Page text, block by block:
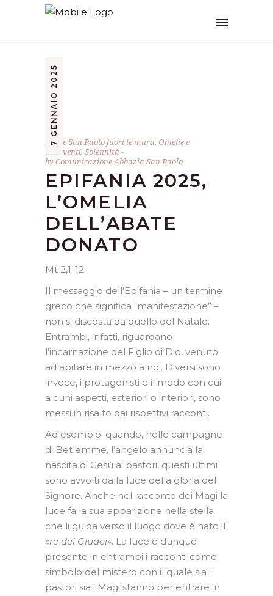
7 GENNAIO 2025
Abate San Paolo fuori le mura, Omelie e
interventi, Solennità
byComunicazione Abbazia San Paolo
EPIFANIA 2025,
L’OMELIA
DELL’ABATE
DONATO
Mt 2,1-12
Il messaggio dell’Epifania – un termine
greco che significa “manifestazione” –
non si discosta da quello del Natale.
Entrambi, infatti, riguardano
l’incarnazione del Figlio di Dio, venuto
ad abitare in mezzo a noi. Diversi sono
invece, i protagonisti e il modo con cui
alcuni aspetti, esteriori o interiori, sono
messi in risalto dai rispettivi racconti.
Ad esempio: quando, nelle campagne
di Betlemme, l’angelo annuncia la
nascita di Gesù ai pastori, questi ultimi
sono avvolti dalla luce della gloria del
Signore. Anche nel racconto dei Magi la
luce fa la sua apparizione nella stella
che li guida verso il luogo dove è nato il
«re dei Giudei». La luce è dunque
presente in entrambi i racconti come
simbolo del mistero con il quale sia i
pastori sia i Magi stanno per entrare in